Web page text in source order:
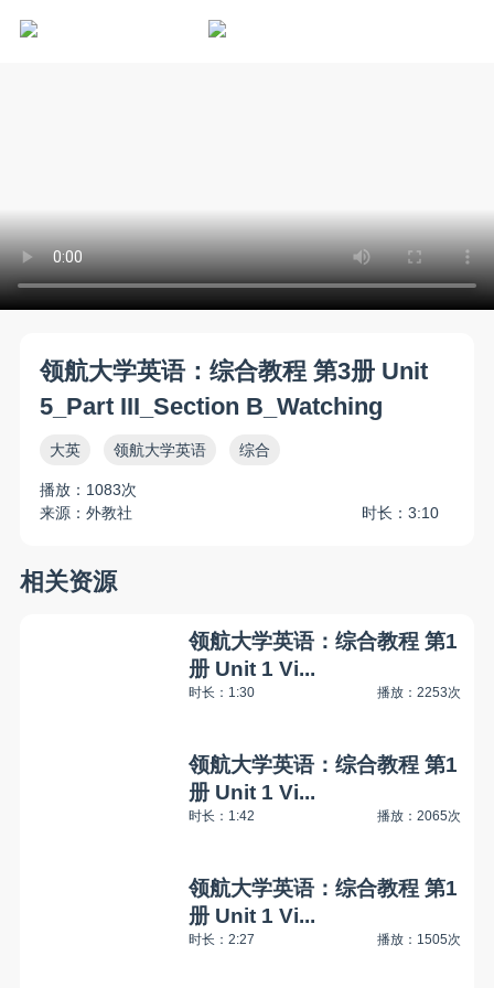
领航大学英语：综合教程 第3册 Unit
5_Part III_Section B_Watching
大英 领航大学英语 综合
播放：1083次
来源：外教社
时长：3:10
相关资源
领航大学英语：综合教程 第1
册 Unit 1 Vi...
时长：1:30 播放：2253次
领航大学英语：综合教程 第1
册 Unit 1 Vi...
时长：1:42 播放：2065次
领航大学英语：综合教程 第1
册 Unit 1 Vi...
时长：2:27 播放：1505次